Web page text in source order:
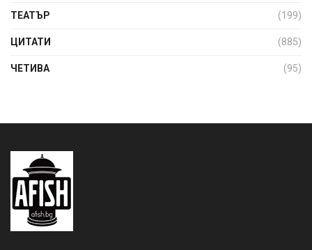
ТЕАТЪР (199)
ЦИТАТИ (885)
ЧЕТИВА (95)